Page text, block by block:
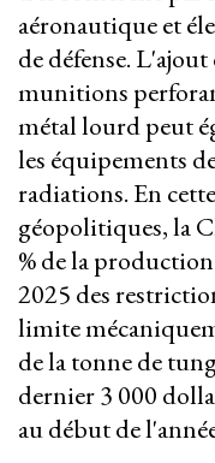
aéronautique et
de défense.
munitions
métal lourd peut
les équipements
radiations. En
géopolitiques, la
% de la
2025 des
limite
de la tonne de
dernier 3 000
au début de